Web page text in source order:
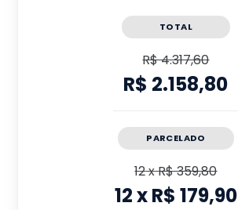
TOTAL
R$ 4.317,60
R$ 2.158,80
PARCELADO
12xR$ 359,80
12xR$ 179,90